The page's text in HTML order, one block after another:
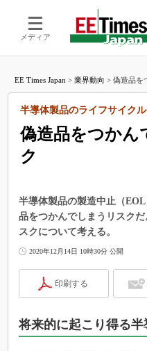
メディア
EE Times Japan > 業界動向 > 偽造品を
偽造品をつか
ク
半導体製品のライフサイクル
半導体製品の製造中止（
品をつかんでしまうリスク
スクについて考える。
2020年12月14日 10時30分 公開
印刷する
将来的に起こり得る